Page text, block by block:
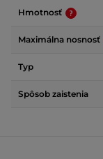
Hmotnosť
Maximálna nosnosť
Typ
Spôsob zaistenia